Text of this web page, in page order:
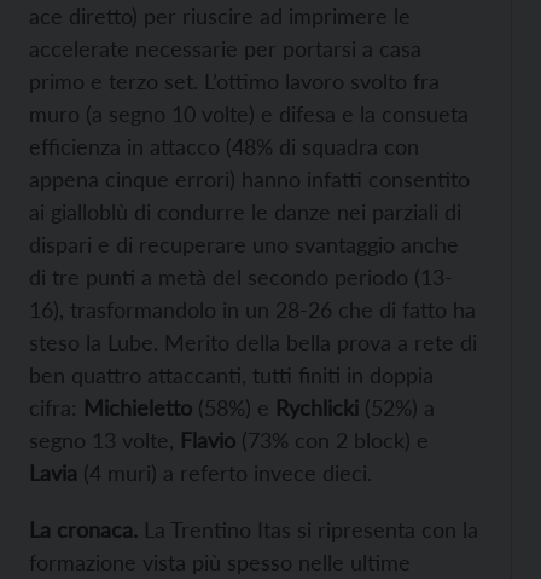
ace diretto) per riuscire ad imprimere le
accelerate necessarie per portarsi a casa
primo e terzo set. L’ottimo lavoro svolto fra
muro (a segno 10 volte) e difesa e la consueta
efficienza in attacco (48% di squadra con
appena cinque errori) hanno infatti consentito
ai gialloblù di condurre le danze nei parziali di
dispari e di recuperare uno svantaggio anche
di tre punti a metà del secondo periodo (13-
16), trasformandolo in un 28-26 che di fatto ha
steso la Lube. Merito della bella prova a rete di
ben quattro attaccanti, tutti finiti in doppia
cifra: Michieletto (58%) e Rychlicki (52%) a
segno 13 volte, Flavio (73% con 2 block) e
Lavia (4 muri) a referto invece dieci.
La cronaca. La Trentino Itas si ripresenta con la
formazione vista più spesso nelle ultime